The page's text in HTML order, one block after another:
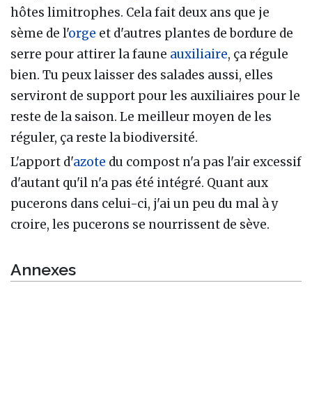
hôtes limitrophes. Cela fait deux ans que je
sème de l'orge et d'autres plantes de bordure de
serre pour attirer la faune auxiliaire, ça régule
bien. Tu peux laisser des salades aussi, elles
serviront de support pour les auxiliaires pour le
reste de la saison. Le meilleur moyen de les
réguler, ça reste la biodiversité.
L'apport d'azote du compost n'a pas l'air excessif
d'autant qu'il n'a pas été intégré. Quant aux
pucerons dans celui-ci, j'ai un peu du mal à y
croire, les pucerons se nourrissent de sève.
Annexes